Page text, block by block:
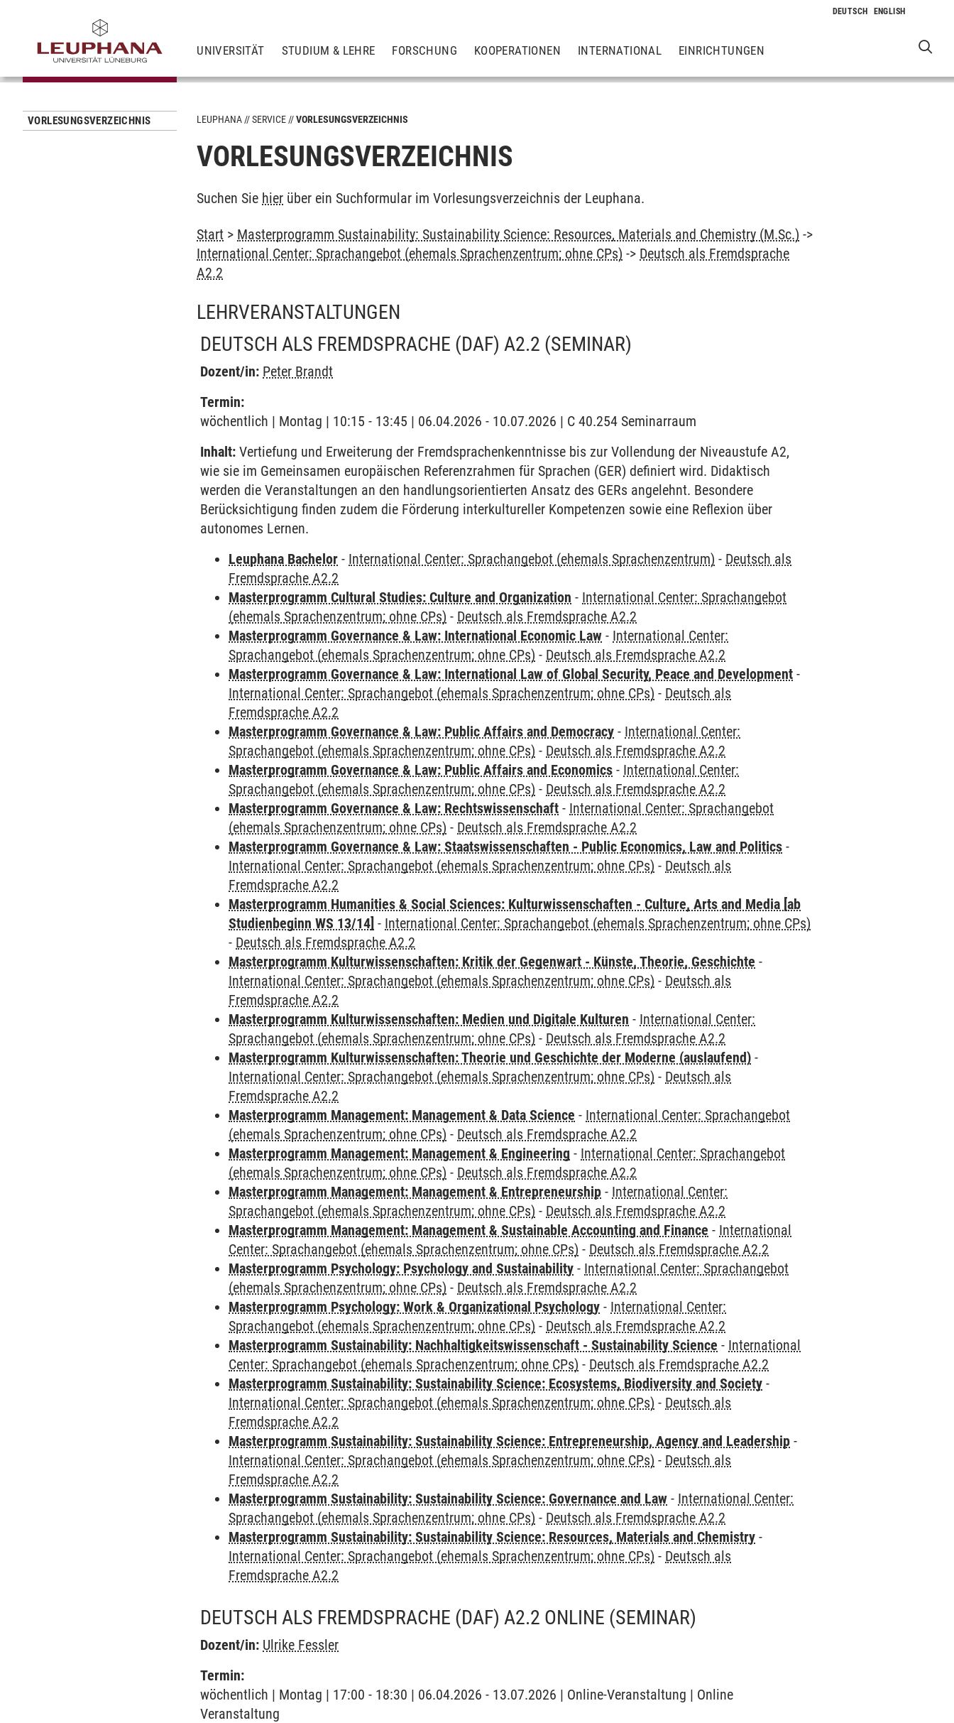
UNIVERSITÄT STUDIUM & LEHRE FORSCHUNG KOOPERATIONEN INTERNATIONAL EINRICHTUNGEN
VORLESUNGSVERZEICHNIS LEUPHANA SERVICE VORLESUNGSVERZEICHNIS
VORLESUNGSVERZEICHNIS
Suchen Sie hier über ein Suchformular im Vorlesungsverzeichnis der Leuphana.
Start > Masterprogramm Sustainability: Sustainability Science: Resources, Materials and Chemistry (M.Sc.) ->
International Center: Sprachangebot (ehemals Sprachenzentrum; ohne CPs) -> Deutsch als Fremdsprache
A2.2
LEHRVERANSTALTUNGEN
DEUTSCH ALS FREMDSPRACHE (DAF) A2.2 (SEMINAR)
Dozent/in: Peter Brandt
Termin:
wöchentlich | Montag | 10:15 - 13:45 | 06.04.2026 - 10.07.2026 | C 40.254 Seminarraum
Inhalt: Vertiefung und Erweiterung der Fremdsprachenkenntnisse bis zur Vollendung der Niveaustufe A2,
wie sie im Gemeinsamen europäischen Referenzrahmen für Sprachen (GER) definiert wird. Didaktisch
werden die Veranstaltungen an den handlungsorientierten Ansatz des GERs angelehnt. Besondere
Berücksichtigung finden zudem die Förderung interkultureller Kompetenzen sowie eine Reflexion über
autonomes Lernen.
Leuphana Bachelor - International Center: Sprachangebot (ehemals Sprachenzentrum) - Deutsch als
Fremdsprache A2.2
Masterprogramm Cultural Studies: Culture and Organization - International Center: Sprachangebot
(ehemals Sprachenzentrum; ohne CPs) - Deutsch als Fremdsprache A2.2
Masterprogramm Governance & Law: International Economic Law - International Center:
Sprachangebot (ehemals Sprachenzentrum; ohne CPs) - Deutsch als Fremdsprache A2.2
Masterprogramm Governance & Law: International Law of Global Security, Peace and Development -
International Center: Sprachangebot (ehemals Sprachenzentrum; ohne CPs) - Deutsch als
Fremdsprache A2.2
Masterprogramm Governance & Law: Public Affairs and Democracy - International Center:
Sprachangebot (ehemals Sprachenzentrum; ohne CPs) - Deutsch als Fremdsprache A2.2
Masterprogramm Governance & Law: Public Affairs and Economics - International Center:
Sprachangebot (ehemals Sprachenzentrum; ohne CPs) - Deutsch als Fremdsprache A2.2
Masterprogramm Governance & Law: Rechtswissenschaft - International Center: Sprachangebot
(ehemals Sprachenzentrum; ohne CPs) - Deutsch als Fremdsprache A2.2
Masterprogramm Governance & Law: Staatswissenschaften - Public Economics, Law and Politics -
International Center: Sprachangebot (ehemals Sprachenzentrum; ohne CPs) - Deutsch als
Fremdsprache A2.2
Masterprogramm Humanities & Social Sciences: Kulturwissenschaften - Culture, Arts and Media [ab
Studienbeginn WS 13/14] - International Center: Sprachangebot (ehemals Sprachenzentrum; ohne CPs)
- Deutsch als Fremdsprache A2.2
Masterprogramm Kulturwissenschaften: Kritik der Gegenwart - Künste, Theorie, Geschichte -
International Center: Sprachangebot (ehemals Sprachenzentrum; ohne CPs) - Deutsch als
Fremdsprache A2.2
Masterprogramm Kulturwissenschaften: Medien und Digitale Kulturen - International Center:
Sprachangebot (ehemals Sprachenzentrum; ohne CPs) - Deutsch als Fremdsprache A2.2
Masterprogramm Kulturwissenschaften: Theorie und Geschichte der Moderne (auslaufend) -
International Center: Sprachangebot (ehemals Sprachenzentrum; ohne CPs) - Deutsch als
Fremdsprache A2.2
Masterprogramm Management: Management & Data Science - International Center: Sprachangebot
(ehemals Sprachenzentrum; ohne CPs) - Deutsch als Fremdsprache A2.2
Masterprogramm Management: Management & Engineering - International Center: Sprachangebot
(ehemals Sprachenzentrum; ohne CPs) - Deutsch als Fremdsprache A2.2
Masterprogramm Management: Management & Entrepreneurship - International Center:
Sprachangebot (ehemals Sprachenzentrum; ohne CPs) - Deutsch als Fremdsprache A2.2
Masterprogramm Management: Management & Sustainable Accounting and Finance - International
Center: Sprachangebot (ehemals Sprachenzentrum; ohne CPs) - Deutsch als Fremdsprache A2.2
Masterprogramm Psychology: Psychology and Sustainability - International Center: Sprachangebot
(ehemals Sprachenzentrum; ohne CPs) - Deutsch als Fremdsprache A2.2
Masterprogramm Psychology: Work & Organizational Psychology - International Center:
Sprachangebot (ehemals Sprachenzentrum; ohne CPs) - Deutsch als Fremdsprache A2.2
Masterprogramm Sustainability: Nachhaltigkeitswissenschaft - Sustainability Science - International
Center: Sprachangebot (ehemals Sprachenzentrum; ohne CPs) - Deutsch als Fremdsprache A2.2
Masterprogramm Sustainability: Sustainability Science: Ecosystems, Biodiversity and Society -
International Center: Sprachangebot (ehemals Sprachenzentrum; ohne CPs) - Deutsch als
Fremdsprache A2.2
Masterprogramm Sustainability: Sustainability Science: Entrepreneurship, Agency and Leadership -
International Center: Sprachangebot (ehemals Sprachenzentrum; ohne CPs) - Deutsch als
Fremdsprache A2.2
Masterprogramm Sustainability: Sustainability Science: Governance and Law - International Center:
Sprachangebot (ehemals Sprachenzentrum; ohne CPs) - Deutsch als Fremdsprache A2.2
Masterprogramm Sustainability: Sustainability Science: Resources, Materials and Chemistry -
International Center: Sprachangebot (ehemals Sprachenzentrum; ohne CPs) - Deutsch als
Fremdsprache A2.2
DEUTSCH ALS FREMDSPRACHE (DAF) A2.2 ONLINE (SEMINAR)
Dozent/in: Ulrike Fessler
Termin:
wöchentlich | Montag | 17:00 - 18:30 | 06.04.2026 - 13.07.2026 | Online-Veranstaltung | Online
Veranstaltung